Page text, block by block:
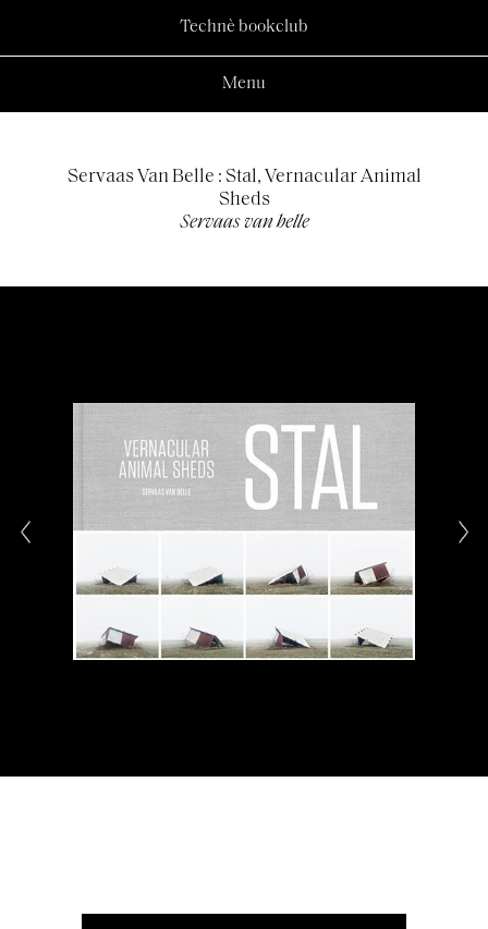
Technè bookclub
Menu
Servaas Van Belle : Stal, Vernacular Animal
Sheds
Servaas van belle